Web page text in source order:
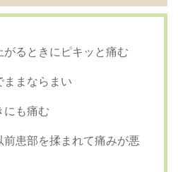
がるときにピキッと痛む
ままならまい
にも痛む
前患部を揉まれて痛みが悪